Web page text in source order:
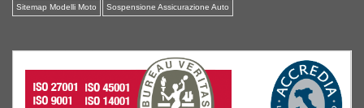
Sitemap Modelli Moto Sospensione Assicurazione Auto